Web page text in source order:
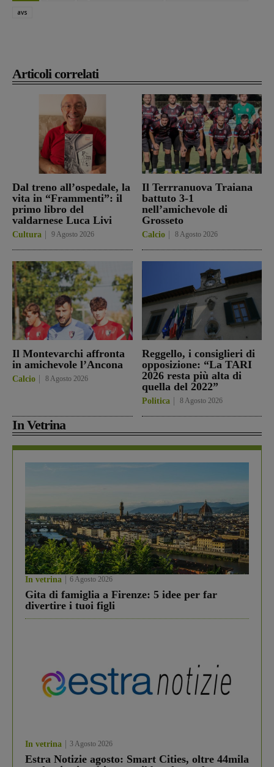
Articoli correlati
Dal treno all’ospedale, la
vita in “Frammenti”: il
primo libro del
valdarnese Luca Livi
Cultura 9 Agosto 2026
Il Terrranuova Traiana
battuto 3-1
nell’amichevole di
Grosseto
Calcio 8 Agosto 2026
Il Montevarchi affronta
in amichevole l’Ancona
Calcio 8 Agosto 2026
Reggello, i consiglieri di
opposizione: “La TARI
2026 resta più alta di
quella del 2022”
Politica 8 Agosto 2026
In Vetrina
In vetrina 6 Agosto 2026
Gita di famiglia a Firenze: 5 idee per far
divertire i tuoi figli
In vetrina 3 Agosto 2026
Estra Notizie agosto: Smart Cities, oltre 44mila
avs